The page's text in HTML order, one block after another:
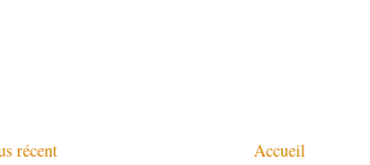
récent
Accueil